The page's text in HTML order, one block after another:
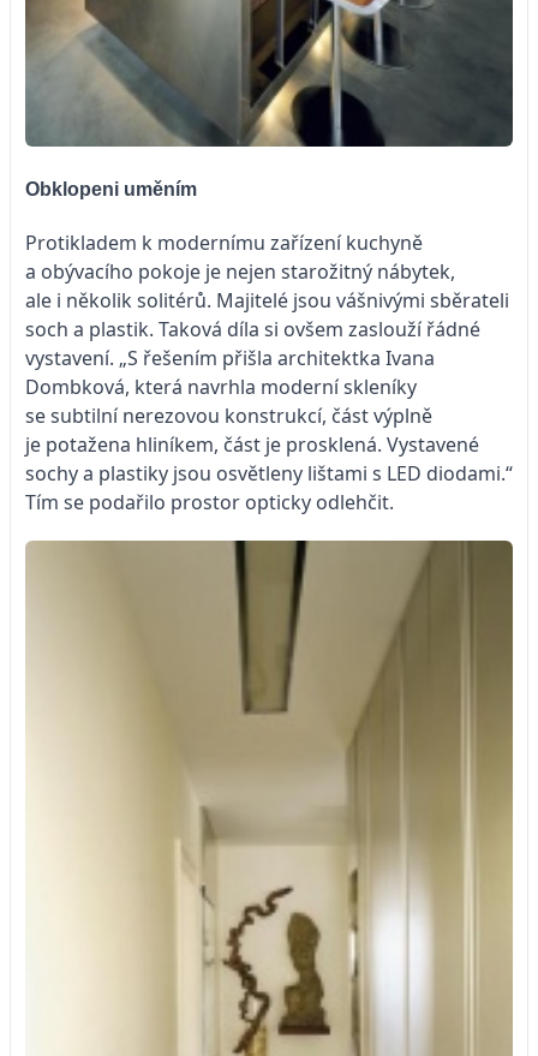
Obklopeni uměním
Protikladem k modernímu zařízení kuchyně
a obývacího pokoje je nejen starožitný nábytek,
ale i několik solitérů. Majitelé jsou vášnivými sběrateli
soch a plastik. Taková díla si ovšem zaslouží řádné
vystavení. „S řešením přišla architektka Ivana
Dombková, která navrhla moderní skleníky
se subtilní nerezovou konstrukcí, část výplně
je potažena hliníkem, část je prosklená. Vystavené
sochy a plastiky jsou osvětleny lištami s LED diodami.“
Tím se podařilo prostor opticky odlehčit.